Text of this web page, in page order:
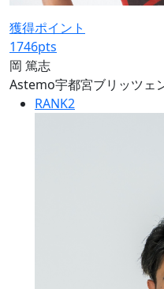
獲得ポイント
1746pts
岡 篤志
Astemo宇都宮ブリッツェ
RANK2